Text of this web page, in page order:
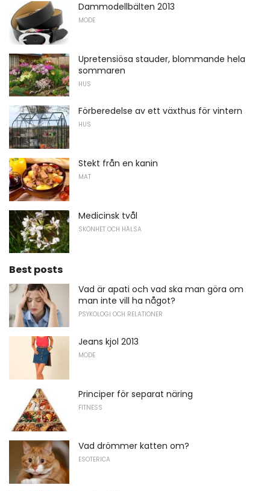
Dammodellbälten 2013
MODE
Upretensiösa stauder, blommande hela
sommaren
HUS
Förberedelse av ett växthus för vintern
HUS
Stekt från en kanin
MAT
Medicinsk tvål
SKÖNHET OCH HÄLSA
Best posts
Vad är apati och vad ska man göra om
man inte vill ha något?
PSYKOLOGI OCH RELATIONER
Jeans kjol 2013
MODE
Principer för separat näring
FITNESS
Vad drömmer katten om?
ESOTERICA